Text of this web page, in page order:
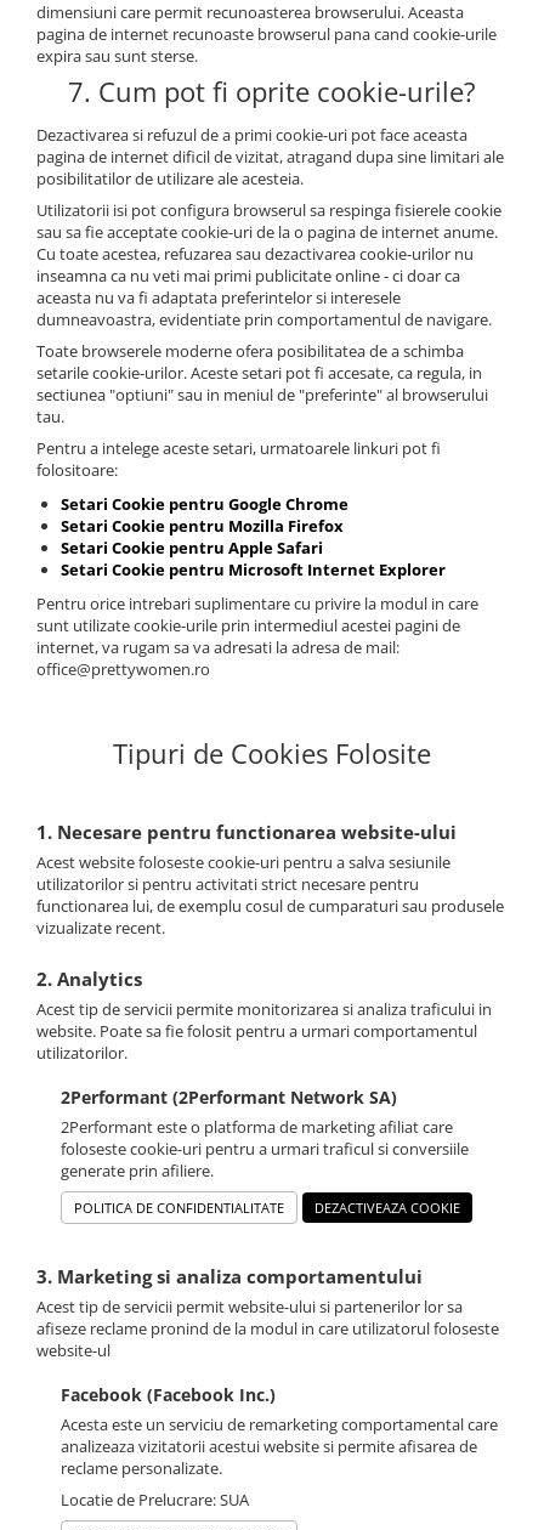
dimensiuni care permit recunoasterea browserului. Aceasta
pagina de internet recunoaste browserul pana cand cookie-urile
expira sau sunt sterse.
7. Cum pot fi oprite cookie-urile?
Dezactivarea si refuzul de a primi cookie-uri pot face aceasta
pagina de internet dificil de vizitat, atragand dupa sine limitari ale
posibilitatilor de utilizare ale acesteia.
Utilizatorii isi pot configura browserul sa respinga fisierele cookie
sau sa fie acceptate cookie-uri de la o pagina de internet anume.
Cu toate acestea, refuzarea sau dezactivarea cookie-urilor nu
inseamna ca nu veti mai primi publicitate online - ci doar ca
aceasta nu va fi adaptata preferintelor si interesele
dumneavoastra, evidentiate prin comportamentul de navigare.
Toate browserele moderne ofera posibilitatea de a schimba
setarile cookie-urilor. Aceste setari pot fi accesate, ca regula, in
sectiunea "optiuni" sau in meniul de "preferinte" al browserului
tau.
Pentru a intelege aceste setari, urmatoarele linkuri pot fi
folositoare:
Setari Cookie pentru Google Chrome
Setari Cookie pentru Mozilla Firefox
Setari Cookie pentru Apple Safari
Setari Cookie pentru Microsoft Internet Explorer
Pentru orice intrebari suplimentare cu privire la modul in care
sunt utilizate cookie-urile prin intermediul acestei pagini de
internet, va rugam sa va adresati la adresa de mail:
office@prettywomen.ro
Tipuri de Cookies Folosite
1. Necesare pentru functionarea website-ului
Acest website foloseste cookie-uri pentru a salva sesiunile
utilizatorilor si pentru activitati strict necesare pentru
functionarea lui, de exemplu cosul de cumparaturi sau produsele
vizualizate recent.
2. Analytics
Acest tip de servicii permite monitorizarea si analiza traficului in
website. Poate sa fie folosit pentru a urmari comportamentul
utilizatorilor.
2Performant (2Performant Network SA)
2Performant este o platforma de marketing afiliat care
foloseste cookie-uri pentru a urmari traficul si conversiile
generate prin afiliere.
POLITICA DE CONFIDENTIALITATE DEZACTIVEAZA COOKIE
3. Marketing si analiza comportamentului
Acest tip de servicii permit website-ului si partenerilor lor sa
afiseze reclame pronind de la modul in care utilizatorul foloseste
website-ul
Facebook (Facebook Inc.)
Acesta este un serviciu de remarketing comportamental care
analizeaza vizitatorii acestui website si permite afisarea de
reclame personalizate.
Locatie de Prelucrare: SUA